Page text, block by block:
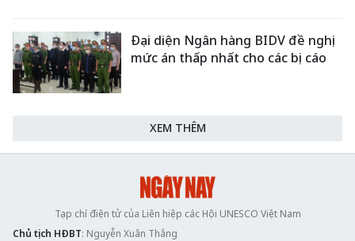
Đại diện Ngân hàng BIDV đề nghị
mức án thấp nhất cho các bị cáo
XEM THÊM
Tạp chí điện tử của Liên hiệp các Hội UNESCO Việt Nam
Chủ tịch HĐBT: Nguyễn Xuân Thắng